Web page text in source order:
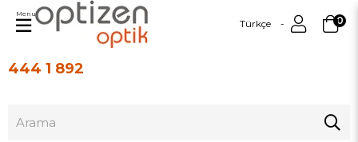
444 1 892
Türkçe 0
Menu